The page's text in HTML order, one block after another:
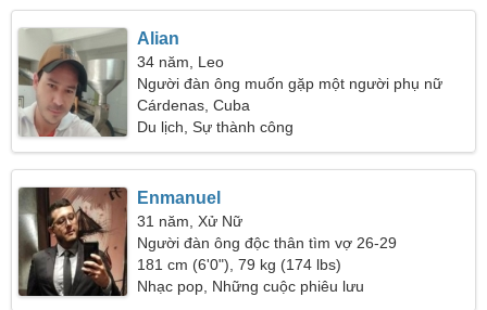
Alian
34 năm, Leo
Người đàn ông muốn gặp một người phụ nữ
Cárdenas, Cuba
Du lịch, Sự thành công
Enmanuel
31 năm, Xử Nữ
Người đàn ông độc thân tìm vợ 26-29
181 cm (6'0"), 79 kg (174 lbs)
Nhạc pop, Những cuộc phiêu lưu